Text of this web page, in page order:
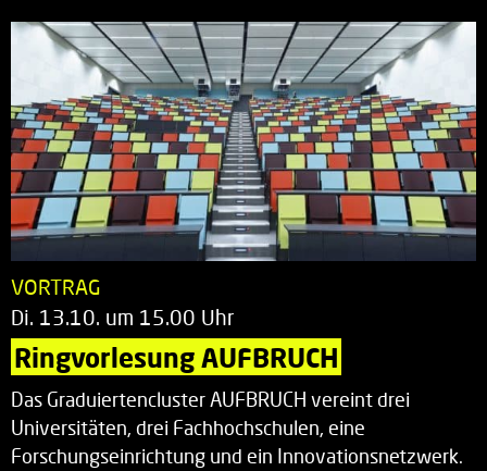
VORTRAG
Di. 13.10. um 15.00 Uhr
Ringvorlesung AUFBRUCH
Das Graduiertencluster AUFBRUCH vereint drei
Universitäten, drei Fachhochschulen, eine
Forschungseinrichtung und ein Innovationsnetzwerk.